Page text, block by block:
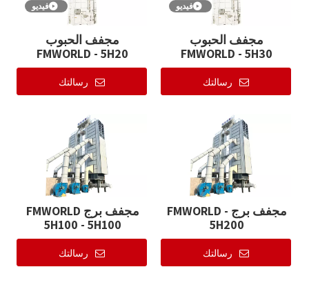
فيديو
مجفف الحبوب
FMWORLD - 5H20
رسالتك
فيديو
مجفف الحبوب
FMWORLD - 5H30
رسالتك
مجفف برج FMWORLD
5H100 - 5H100
رسالتك
مجفف برج FMWORLD -
5H200
رسالتك